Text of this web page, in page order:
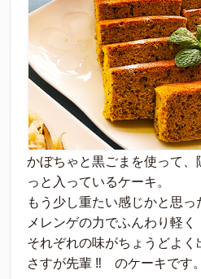
かぼちゃと黒ごまを使って、
っと入っているケーキ。
もう少し重たい感じかと思っ
メレンゲの力でふんわり軽く
それぞれの味がちょうどよく
さすが先輩 ‼︎ のケーキです。